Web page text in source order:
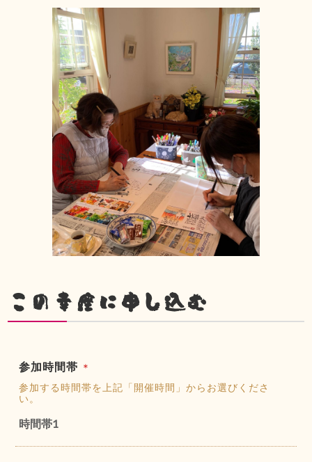
この幸座に申し込む
参加時間帯 ＊
参加する時間帯を上記「開催時間」からお選びくださ
い。
時間帯1